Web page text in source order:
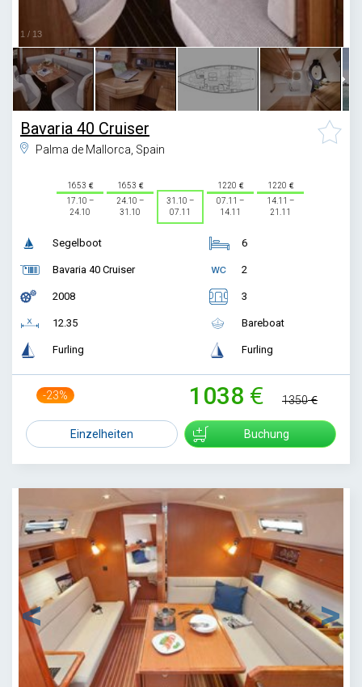
1 / 13
Bavaria 40 Cruiser
Palma de Mallorca, Spain
1653
17.10 –
24.10
1653
24.10 –
31.10
31.10 –
07.11
1220
07.11 –
14.11
1220
14.11 –
21.11
Segelboot
Bavaria 40 Cruiser
2008
12.35
Furling
6
2
3
Bareboat
Furling
-23% 1038 1350
Einzelheiten Buchung